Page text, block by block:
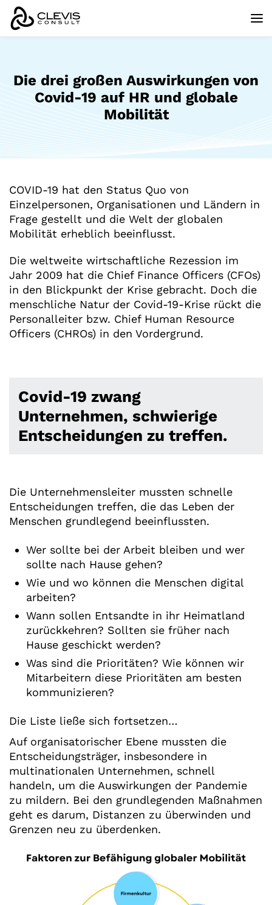
Die drei großen Auswirkungen von
Covid-19 auf HR und globale
Mobilität
COVID-19 hat den Status Quo von
Einzelpersonen, Organisationen und Ländern in
Frage gestellt und die Welt der globalen
Mobilität erheblich beeinflusst.
Die weltweite wirtschaftliche Rezession im
Jahr 2009 hat die Chief Finance Officers (CFOs)
in den Blickpunkt der Krise gebracht. Doch die
menschliche Natur der Covid-19-Krise rückt die
Personalleiter bzw. Chief Human Resource
Officers (CHROs) in den Vordergrund.
Covid-19 zwang
Unternehmen, schwierige
Entscheidungen zu treffen.
Die Unternehmensleiter mussten schnelle
Entscheidungen treffen, die das Leben der
Menschen grundlegend beeinflussten.
Wer sollte bei der Arbeit bleiben und wer
sollte nach Hause gehen?
Wie und wo können die Menschen digital
arbeiten?
Wann sollen Entsandte in ihr Heimatland
zurückkehren? Sollten sie früher nach
Hause geschickt werden?
Was sind die Prioritäten? Wie können wir
Mitarbeitern diese Prioritäten am besten
kommunizieren?
Die Liste ließe sich fortsetzen…
Auf organisatorischer Ebene mussten die
Entscheidungsträger, insbesondere in
multinationalen Unternehmen, schnell
handeln, um die Auswirkungen der Pandemie
zu mildern. Bei den grundlegenden Maßnahmen
geht es darum, Distanzen zu überwinden und
Grenzen neu zu überdenken.